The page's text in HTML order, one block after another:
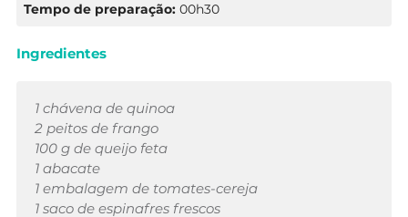
Tempo de preparação: 00h30
Ingredientes
1 chávena de quinoa
2 peitos de frango
100 g de queijo feta
1 abacate
1 embalagem de tomates-cereja
1 saco de espinafres frescos